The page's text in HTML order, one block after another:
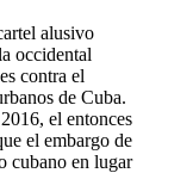
alusivo
occidental
contra el
de Cuba.
el entonces
el embargo de
cubano en lugar